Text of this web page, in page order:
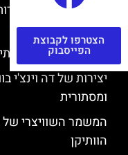
כתבי יד עתיקים
יצירות של רפאל
יצירות של דה וינצ'י
ומסתורית
המשמר השוויצרי של
הוותיקן
הצטרפו לקבוצת
הפייסבוק